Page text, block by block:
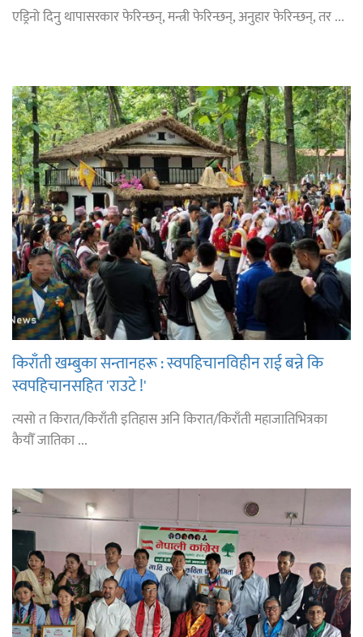
एड्रिनो दिनु थापासरकार फेरिन्छन्, मन्त्री फेरिन्छन्, अनुहार फेरिन्छन्, तर ...
किराँती खम्बुका सन्तानहरू : स्वपहिचानविहीन राई बन्ने कि
स्वपहिचानसहित 'राउटे !'
त्यसो त किरात/किराँती इतिहास अनि किरात/किराँती महाजातिभित्रका
कैयौँ जातिका ...